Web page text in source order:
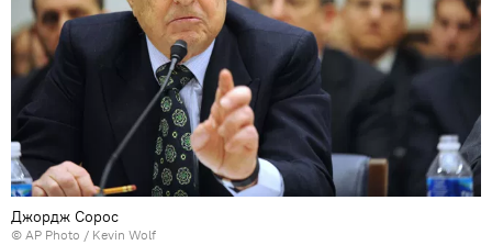
Джордж Сорос
© AP Photo / Kevin Wolf